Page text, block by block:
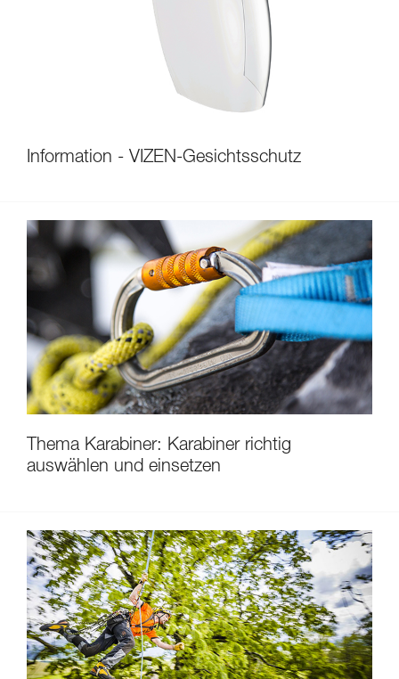
Information - VIZEN-Gesichtsschutz
Thema Karabiner: Karabiner richtig
auswählen und einsetzen